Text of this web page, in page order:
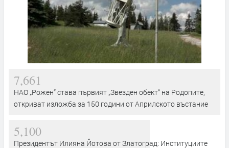
7,661
НАО „Рожен“ става първият „Звезден обект“ на Родопите,
откриват изложба за 150 години от Априлското въстание
5,100
Президентът Илияна Йотова от Златоград: Институциите